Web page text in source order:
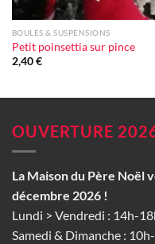
BOULES & SUSPENSIONS
Petit poinsettia sur pince
2,40€
OUVERTURE
La Maison du Père Noël
décembre 2026 !
Lundi > Vendredi : 14h-
Samedi & Dimanche :